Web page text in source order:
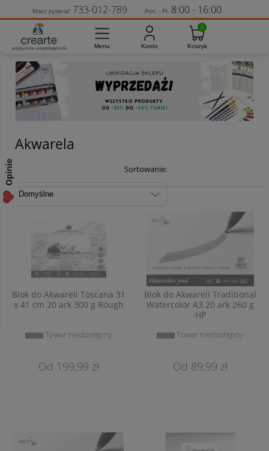
Akwarela
Sortowanie:
Blok do Akwareli Toscana 31
x 41 cm 20 ark 300 g Rough
Towar niedostępny
199,99 zł
Blok do Akwareli Traditional
Watercolor A3 20 ark 260 g
HP
Towar niedostępny
89,99 zł
Masz pytania? 733-012-789 Pon. - Pt. 8:00 - 16:00
Opinie